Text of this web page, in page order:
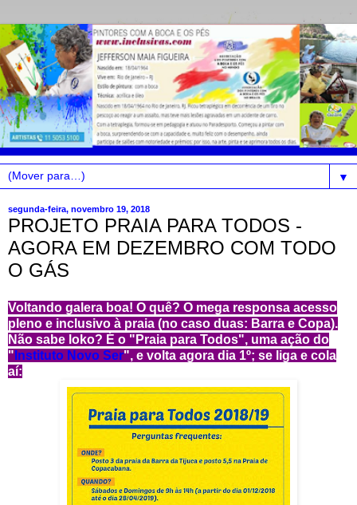
▼
segunda-feira, novembro 19, 2018
PROJETO PRAIA PARA TODOS -
AGORA EM DEZEMBRO COM TODO
O GÁS
Voltando galera boa! O quê? O mega responsa acesso
pleno e inclusivo à praia (no caso duas: Barra e Copa).
Não sabe loko? É o "Praia para Todos", uma ação do
" Instituto Novo Ser", e volta agora dia 1º; se liga e cola
aí: